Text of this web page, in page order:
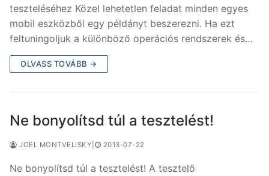
teszteléséhez Közel lehetetlen feladat minden egyes
mobil eszközből egy példányt beszerezni. Ha ezt
feltuningoljuk a különböző operációs rendszerek és…
OLVASS TOVÁBB →
Ne bonyolítsd túl a tesztelést!
JOEL MONTVELISKY 2013-07-22
Ne bonyolítsd túl a tesztelést! A tesztelő